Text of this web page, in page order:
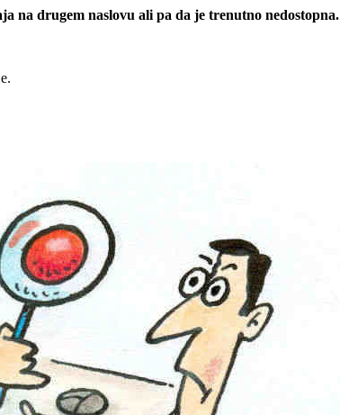
na drugem naslovu ali pa da je trenutno nedostopna.